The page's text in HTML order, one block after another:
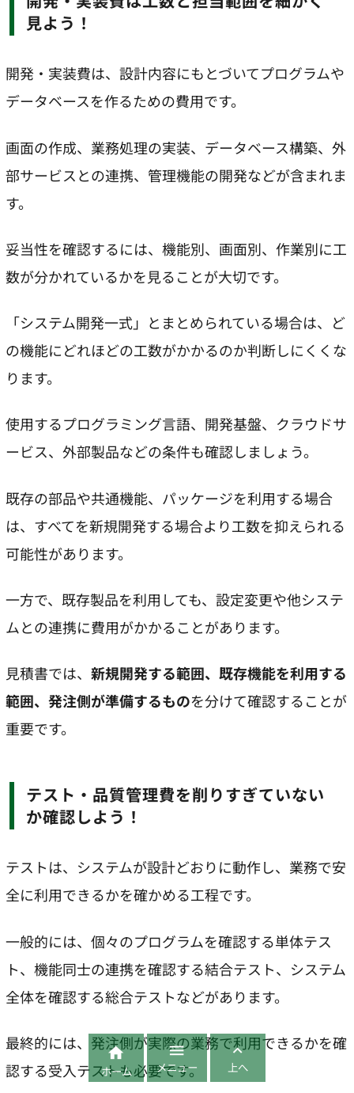
見よう！
開発・実装費は、設計内容にもとづいてプログラムや
データベースを作るための費用です。
画面の作成、業務処理の実装、データベース構築、外
部サービスとの連携、管理機能の開発などが含まれま
す。
妥当性を確認するには、機能別、画面別、作業別に工
数が分かれているかを見ることが大切です。
「システム開発一式」とまとめられている場合は、ど
の機能にどれほどの工数がかかるのか判断しにくくな
ります。
使用するプログラミング言語、開発基盤、クラウドサ
ービス、外部製品などの条件も確認しましょう。
既存の部品や共通機能、パッケージを利用する場合
は、すべてを新規開発する場合より工数を抑えられる
可能性があります。
一方で、既存製品を利用しても、設定変更や他システ
ムとの連携に費用がかかることがあります。
見積書では、 新規開発する範囲、既存機能を利用する
範囲、発注側が準備するものを分けて確認することが
重要です。
テスト・品質管理費を削りすぎていない
か確認しよう！
テストは、システムが設計どおりに動作し、業務で安
全に利用できるかを確かめる工程です。
一般的には、個々のプログラムを確認する単体テス
ト、機能同士の連携を確認する結合テスト、システム
全体を確認する総合テストなどがあります。
最終的には、発注側が実際の業務で利用できるかを確
認する受入テストも必要です。

ホーム

メニュー

上へ